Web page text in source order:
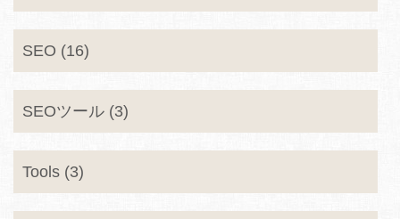
SEO (16)
SEOツール (3)
Tools (3)